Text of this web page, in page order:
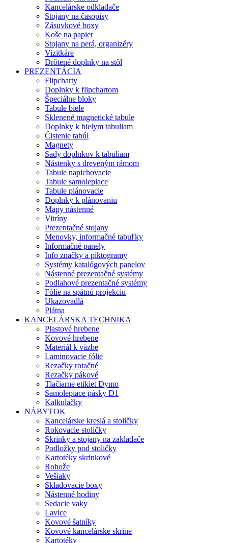
Kancelárske odkladače
Stojany na časopisy
Zásuvkové boxy
Koše na papier
Stojany na perá, organizéry
Vizitkáre
Drôtené doplnky na stôl
PREZENTÁCIA
Flipcharty
Doplnky k flipchartom
Špeciálne bloky
Tabule biele
Sklenené magnetické tabule
Doplnky k bielym tabuliam
Čistenie tabúl
Magnety
Sady doplnkov k tabuliam
Nástenky s dreveným rámom
Tabule napichovacie
Tabule samolepiace
Tabule plánovacie
Doplnky k plánovaniu
Mapy nástenné
Vitríny
Prezentačné stojany
Menovky, informačné tabuľky
Informačné panely
Info značky a piktogramy
Systémy katalógových panelov
Nástenné prezentačné systémy
Podlahové prezentačné systémy
Fólie na spätnú projekciu
Ukazovadlá
Plátna
KANCELÁRSKA TECHNIKA
Plastové hrebene
Kovové hrebene
Materiál k väzbe
Laminovacie fólie
Rezačky rotačné
Rezačky pákové
Tlačiarne etikiet Dymo
Samolepiace pásky D1
Kalkulačky
NÁBYTOK
Kancelárske kreslá a stoličky
Rokovacie stoličky
Skrinky a stojany na zakladače
Podložky pod stoličky
Kartotéky skrinkové
Rohože
Vešiaky
Skladovacie boxy
Nástenné hodiny
Sedacie vaky
Lavice
Kovové šatníky
Kovové kancelárske skrine
Kartotéky